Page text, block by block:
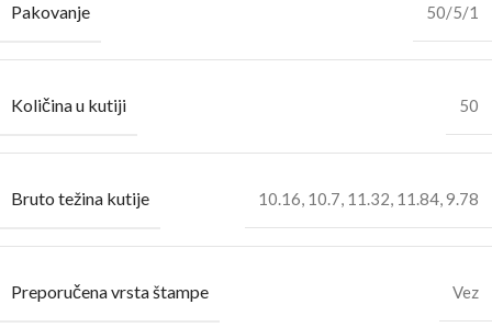
Pakovanje 50/5/1
Količina u kutiji 50
Bruto težina kutije 10.16, 10.7, 11.32, 11.84,9.78
Preporučena vrsta štampe Vez